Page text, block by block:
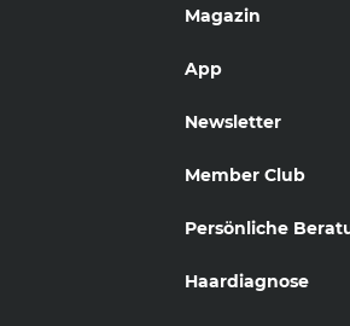
Magazin
App
Newsletter
Member Club
Persönliche
Haardiagnose